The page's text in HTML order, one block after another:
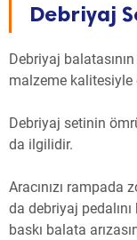
Debriyaj
Debriyaj
malzeme kalitesiyle
Debriyaj setinin
da ilgilidir.
Aracınızı rampada
da debriyaj
baskı balata